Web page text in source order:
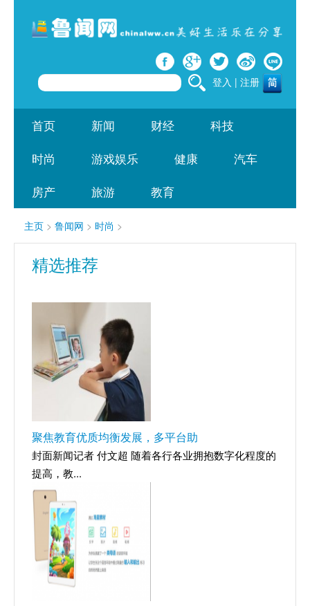
登入 | 注册
首页 新闻 财经
科技
时尚
游戏娱乐 健康
汽车
房产
旅游 教育
主页 > 鲁闻网 > 时尚 >
精选推荐
聚焦教育优质均衡发展，多平台助
封面新闻记者 付文超 随着各行各业拥抱数字化程度的
提高，教...